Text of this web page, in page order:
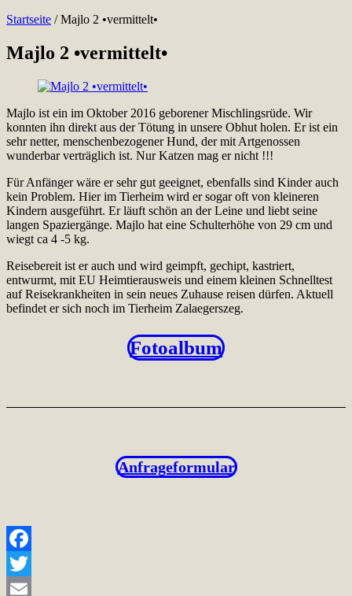
Startseite /Majlo 2 •vermittelt•
Majlo 2 •vermittelt•
Majlo ist ein im Oktober 2016 geborener Mischlingsrüde. Wir
konnten ihn direkt aus der Tötung in unsere Obhut holen. Er ist ein
sehr netter, menschenbezogener Hund, der mit Artgenossen
wunderbar verträglich ist. Nur Katzen mag er nicht !!!
Für Anfänger wäre er sehr gut geeignet, ebenfalls sind Kinder auch
kein Problem. Hier im Tierheim wird er sogar oft von kleineren
Kindern ausgeführt. Er läuft schön an der Leine und liebt seine
langen Spaziergänge. Majlo hat eine Schulterhöhe von 29 cm und
wiegt ca 4 -5 kg.
Reisebereit ist er auch und wird geimpft, gechipt, kastriert,
entwurmt, mit EU Heimtierausweis und einem kleinen Schnelltest
auf Reisekrankheiten in sein neues Zuhause reisen dürfen. Aktuell
befindet er sich noch im Tierheim Zalaegerszeg.
Fotoalbum
Anfrageformular
Facebook
Twitter